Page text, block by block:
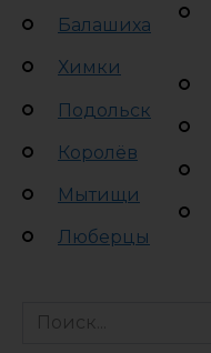
Балашиха
Химки
Подольск
Королёв
Мытищи
Люберцы
Search